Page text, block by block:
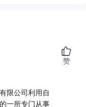
限公司利用自
一所专门从事
赞